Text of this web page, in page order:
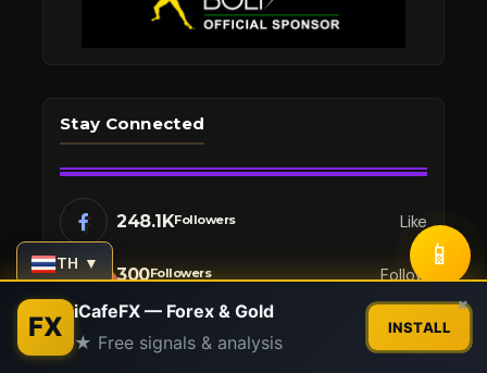
Stay Connected
248.1KFollowers Like
300Followers Follow
Pin
TH ▼ 📱
FX iCafeFX — Forex & Gold
★ Free signals & analysis
INSTALL
×
Contact us
Open